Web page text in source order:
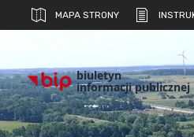
MAPA STRONY
biuletyn
informacji publicznej